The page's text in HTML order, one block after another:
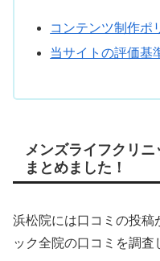
コンテンツ制作ポ
当サイトの評価基
メンズライフクリ
まとめました！
浜松院には口コミの投稿
ック全院の口コミを調査